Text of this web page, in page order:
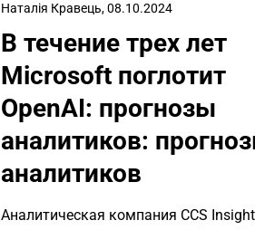
В течение трех лет
Microsoft поглотит
OpenAI: прогнозы
аналитиков:
аналитиков
Наталія Кравець,08.10.2024
Аналитическая компания CCS Insight